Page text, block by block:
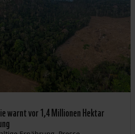
warnt vor 1,4 Millionen Hektar